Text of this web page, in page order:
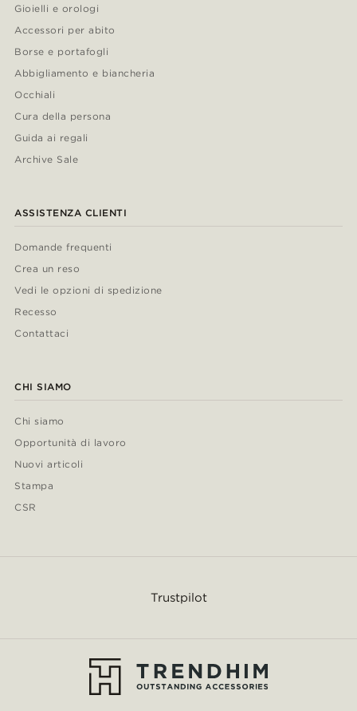
Gioielli e orologi
Accessori per abito
Borse e portafogli
Abbigliamento e biancheria
Occhiali
Cura della persona
Guida ai regali
Archive Sale
ASSISTENZA CLIENTI
Domande frequenti
Crea un reso
Vedi le opzioni di spedizione
Recesso
Contattaci
CHI SIAMO
Chi siamo
Opportunità di lavoro
Nuovi articoli
Stampa
CSR
Trustpilot